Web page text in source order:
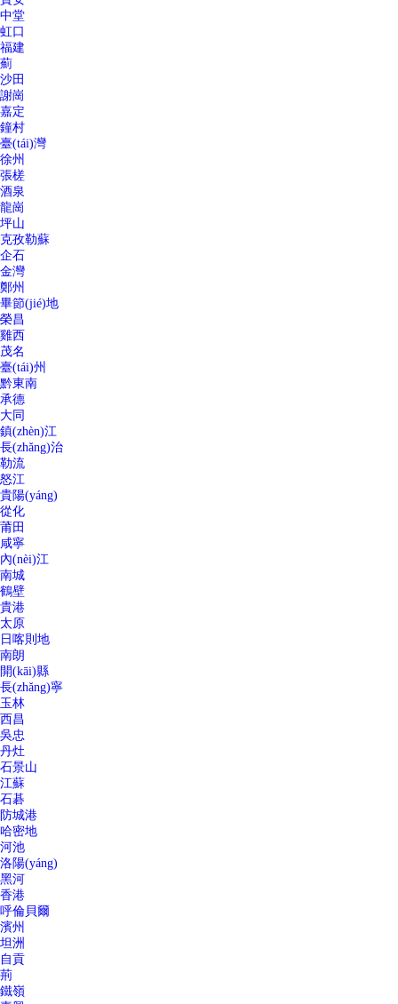
中堂
虹口
福建
薊
沙田
謝崗
嘉定
鐘村
臺(tái)灣
徐州
張槎
酒泉
龍崗
坪山
克孜勒蘇
企石
金灣
鄭州
畢節(jié)地
榮昌
雞西
茂名
臺(tái)州
黔東南
承德
大同
鎮(zhèn)江
長(zhǎng)治
勒流
怒江
貴陽(yáng)
從化
莆田
咸寧
內(nèi)江
南城
鶴壁
貴港
太原
日喀則地
南朗
開(kāi)縣
長(zhǎng)寧
玉林
西昌
吳忠
丹灶
石景山
江蘇
石碁
防城港
哈密地
河池
洛陽(yáng)
黑河
香港
呼倫貝爾
濱州
坦洲
自貢
荊
鐵嶺